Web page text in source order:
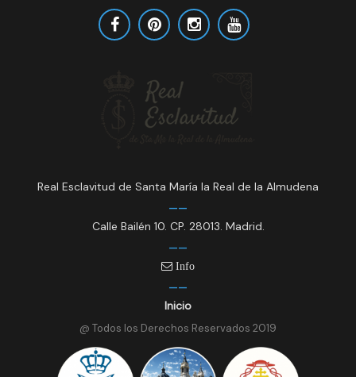
Real Esclavitud de Santa María la Real de la Almudena
Calle Bailén 10. CP. 28013. Madrid.
Info
Inicio
@ Todos los Derechos Reservados 2019